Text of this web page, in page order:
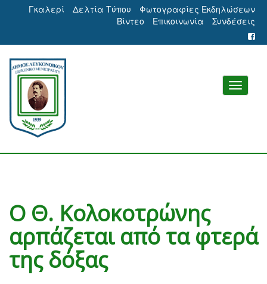
Γκαλερί Δελτία Τύπου
Φωτογραφίες Εκδηλώσεων
Βίντεο
Επικοινωνία Συνδέσεις
Ο Θ. Κολοκοτρώνης
αρπάζεται από τα φτερά
της δόξας